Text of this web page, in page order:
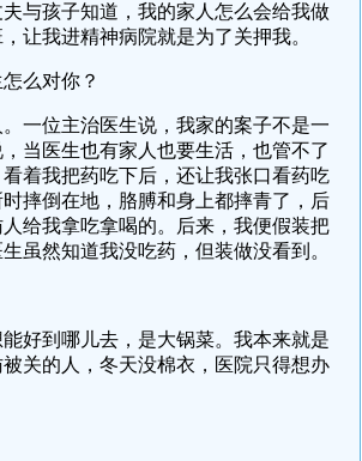
与孩子知道，我的家人怎么会给我做
让我进精神病院就是为了关押我。
么对你？
一位主治医生说，我家的案子不是一
当医生也有家人也要生活，也管不了
着我把药吃下后，还让我张口看药吃
摔倒在地，胳膊和身上都摔青了，后
给我拿吃拿喝的。后来，我便假装把
虽然知道我没吃药，但装做没看到。
好到哪儿去，是大锅菜。我本来就是
关的人，冬天没棉衣，医院只得想办